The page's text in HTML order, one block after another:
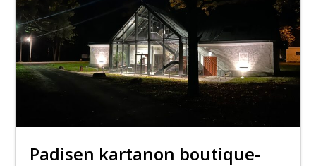
Padisen kartanon boutique-